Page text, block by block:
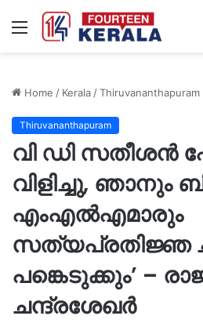
Menu
Home / Kerala/Thiruvananthapuram
Thiruvananthapuram
വി ഡി സതീശൻ
വിളിച്ചു, ഞാനും
എംഎൽഎമാരും
സത്യപ്രതിജ്ഞ
പങ്കെടുക്കും’ –
ചന്ദ്രശേഖർ